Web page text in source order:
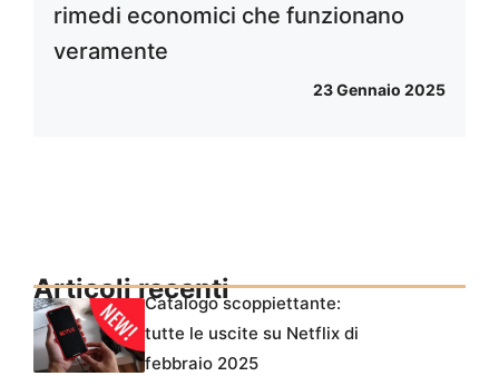
rimedi economici che funzionano
veramente
23 Gennaio 2025
Articoli recentiCatalogo scoppiettante:
tutte le uscite su Netflix di
febbraio 2025